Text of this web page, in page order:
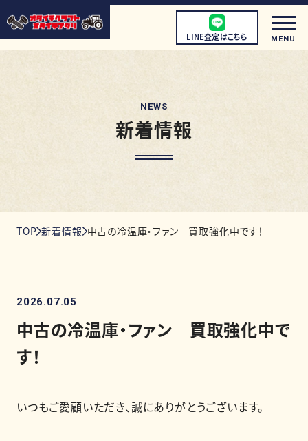
LINE査定はこちら MENU
店頭買取について
取扱商品
NEWS
新着情報
TOP 新着情報 中古の冷温庫・ファン 買取強化中です！
2026.07.05
中古の冷温庫・ファン 買取強化中で
す！
いつもご愛顧いただき、誠にありがとうございます。